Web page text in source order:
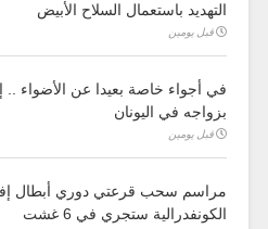
التهديد باستعمال السلاح الأبيض
قبل يومين
في أجواء خاصة بعيدا عن الأضواء ..
بزواجه في اليونان
قبل يومين
مراسم سحب قرعتي دوري أبطال
الكونفدرالية ستجري في 6 غشت